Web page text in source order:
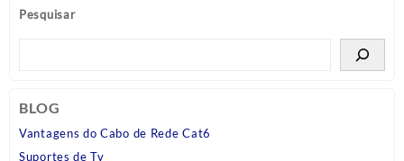
Pesquisar
BLOG
Vantagens do Cabo de Rede Cat6
Suportes de Tv